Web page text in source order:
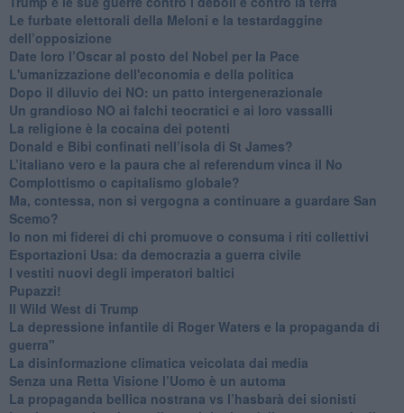
​Le furbate elettorali della Meloni e la testardaggine
dell’opposizione
​Date loro l’Oscar al posto del Nobel per la Pace
L'umanizzazione dell'economia e della politica
​Dopo il diluvio dei NO: un patto intergenerazionale
​Un grandioso NO ai falchi teocratici e ai loro vassalli
La religione è la cocaina dei potenti
Donald e Bibi confinati nell’isola di St James?
L’italiano vero e la paura che al referendum vinca il No
​Complottismo o capitalismo globale?
​Ma, contessa, non si vergogna a continuare a guardare San
Scemo?
​Io non mi fiderei di chi promuove o consuma i riti collettivi
Esportazioni Usa: da democrazia a guerra civile
​I vestiti nuovi degli imperatori baltici
​Pupazzi!
​Il Wild West di Trump
​La depressione infantile di Roger Waters e la propaganda di
guerra"
​La disinformazione climatica veicolata dai media
Senza una Retta Visione l’Uomo è un automa
​La propaganda bellica nostrana vs l’hasbarà dei sionisti